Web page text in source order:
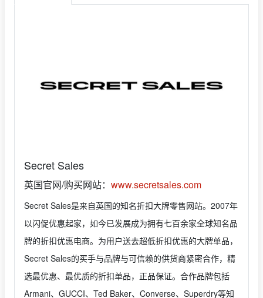
Secret Sales
英国官网/购买网站： www.secretsales.com
Secret Sales是来自英国的知名折扣大牌零售网站。2007年
以闪促优惠起家，如今已发展成为拥有七百余家全球知名品
牌的折扣优惠电商。为用户送去超低折扣优惠的大牌单品，
Secret Sales的买手与品牌与可信赖的供货商紧密合作，精
选最优惠、最优质的折扣单品，正品保证。合作品牌包括
Armani、GUCCI、Ted Baker、Converse、Superdry等知